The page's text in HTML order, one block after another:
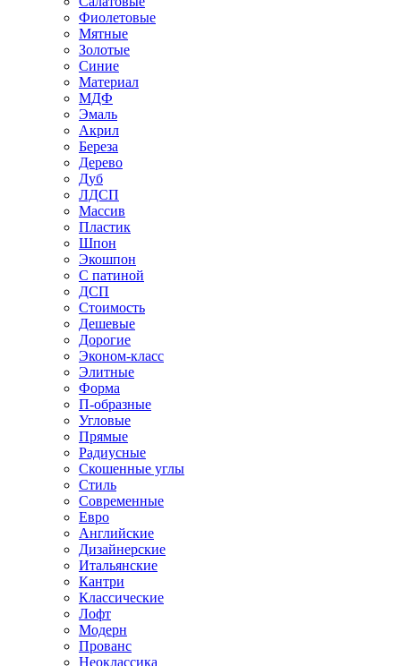
Фиолетовые
Мятные
Золотые
Синие
Материал
МДФ
Эмаль
Акрил
Береза
Дерево
Дуб
ЛДСП
Массив
Пластик
Шпон
Экошпон
С патиной
ДСП
Стоимость
Дешевые
Дорогие
Эконом-класс
Элитные
Форма
П-образные
Угловые
Прямые
Радиусные
Скошенные углы
Стиль
Современные
Евро
Английские
Дизайнерские
Итальянские
Кантри
Классические
Лофт
Модерн
Прованс
Неоклассика